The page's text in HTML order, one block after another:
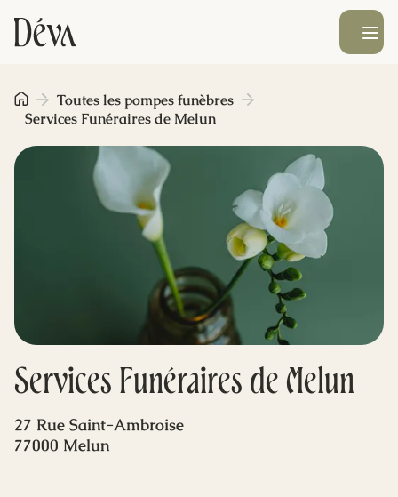
Obsèques
Prévoyance
Monument funéraire
Livraison de fleurs
Blog
Ouvrir le
Services Funéraires de Melun
Toutes les pompes funèbres
Services Funéraires de Melun
27 Rue Saint-Ambroise
77000 Melun